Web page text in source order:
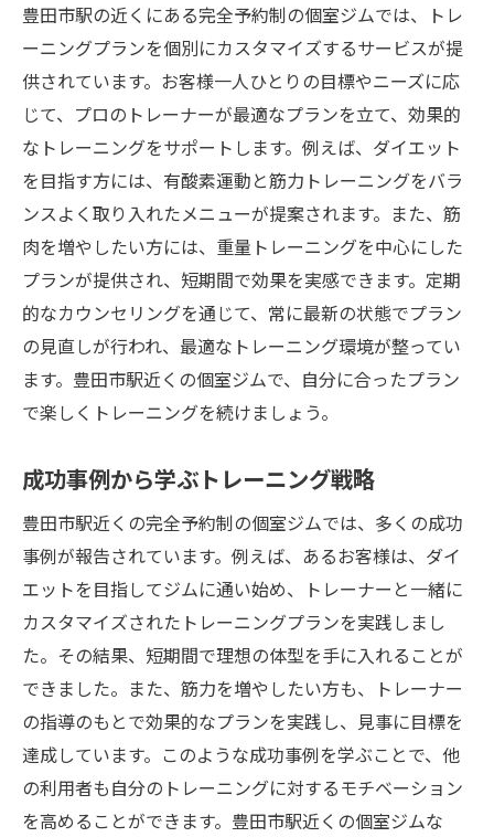
豊田市駅の近くにある完全予約制の個室ジムでは、トレ
ーニングプランを個別にカスタマイズするサービスが提
供されています。お客様一人ひとりの目標やニーズに応
じて、プロのトレーナーが最適なプランを立て、効果的
なトレーニングをサポートします。例えば、ダイエット
を目指す方には、有酸素運動と筋力トレーニングをバラ
ンスよく取り入れたメニューが提案されます。また、筋
肉を増やしたい方には、重量トレーニングを中心にした
プランが提供され、短期間で効果を実感できます。定期
的なカウンセリングを通じて、常に最新の状態でプラン
の見直しが行われ、最適なトレーニング環境が整ってい
ます。豊田市駅近くの個室ジムで、自分に合ったプラン
で楽しくトレーニングを続けましょう。
成功事例から学ぶトレーニング戦略
豊田市駅近くの完全予約制の個室ジムでは、多くの成功
事例が報告されています。例えば、あるお客様は、ダイ
エットを目指してジムに通い始め、トレーナーと一緒に
カスタマイズされたトレーニングプランを実践しまし
た。その結果、短期間で理想の体型を手に入れることが
できました。また、筋力を増やしたい方も、トレーナー
の指導のもとで効果的なプランを実践し、見事に目標を
達成しています。このような成功事例を学ぶことで、他
の利用者も自分のトレーニングに対するモチベーション
を高めることができます。豊田市駅近くの個室ジムな